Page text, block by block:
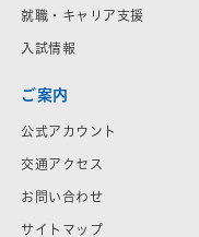
就職・キャリア支援
入試情報
ご案内
公式アカウント
交通アクセス
お問い合わせ
サイトマップ